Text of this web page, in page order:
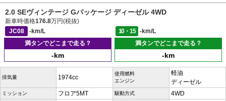
2.0 SEヴィンテージ Gパッケージ ディーゼル 4WD
新車時価格176.8万円(税抜)
JC08
-km/L 10・15
-km/L
満タンでどこまで走る？
-km
満タンでどこまで走る？
-km
排気量 1974cc
使用燃料
エンジン
軽油
ディーゼル
ミッション フロア5MT 駆動方式 4WD